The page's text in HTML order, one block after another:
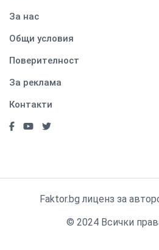
За нас
Общи условия
Поверителност
За реклама
Контакти
Faktor.bg лиценз за
© 2024 Всички